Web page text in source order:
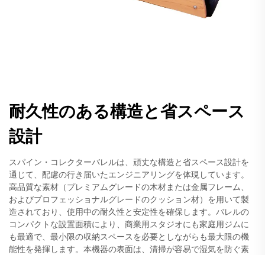
耐久性のある構造と省スペース
設計
スパイン・コレクターバレルは、頑丈な構造と省スペース設計を
通じて、配慮の行き届いたエンジニアリングを体現しています。
高品質な素材（プレミアムグレードの木材または金属フレーム、
およびプロフェッショナルグレードのクッション材）を用いて製
造されており、使用中の耐久性と安定性を確保します。バレルの
コンパクトな設置面積により、商業用スタジオにも家庭用ジムに
も最適で、最小限の収納スペースを必要としながらも最大限の機
能性を発揮します。本機器の表面は、清掃が容易で湿気を防ぐ素